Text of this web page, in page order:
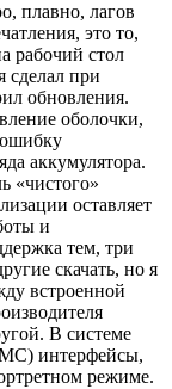
плавно, лагов
это то,
рабочий стол
сделал при
обновления.
оболочки,
аккумулятора.
«чистого»
оставляет
и
тем, три
скачать, но я
встроенной
В системе
интерфейсы,
режиме.